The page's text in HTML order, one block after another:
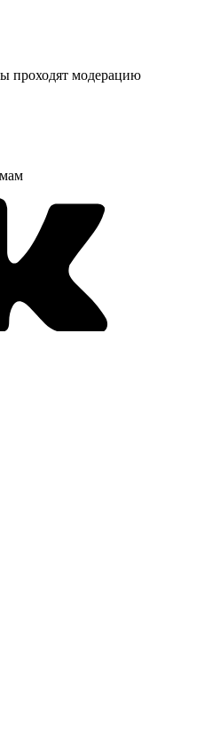
проходят модерацию